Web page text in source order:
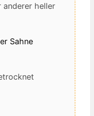
anderer heller
Sahne